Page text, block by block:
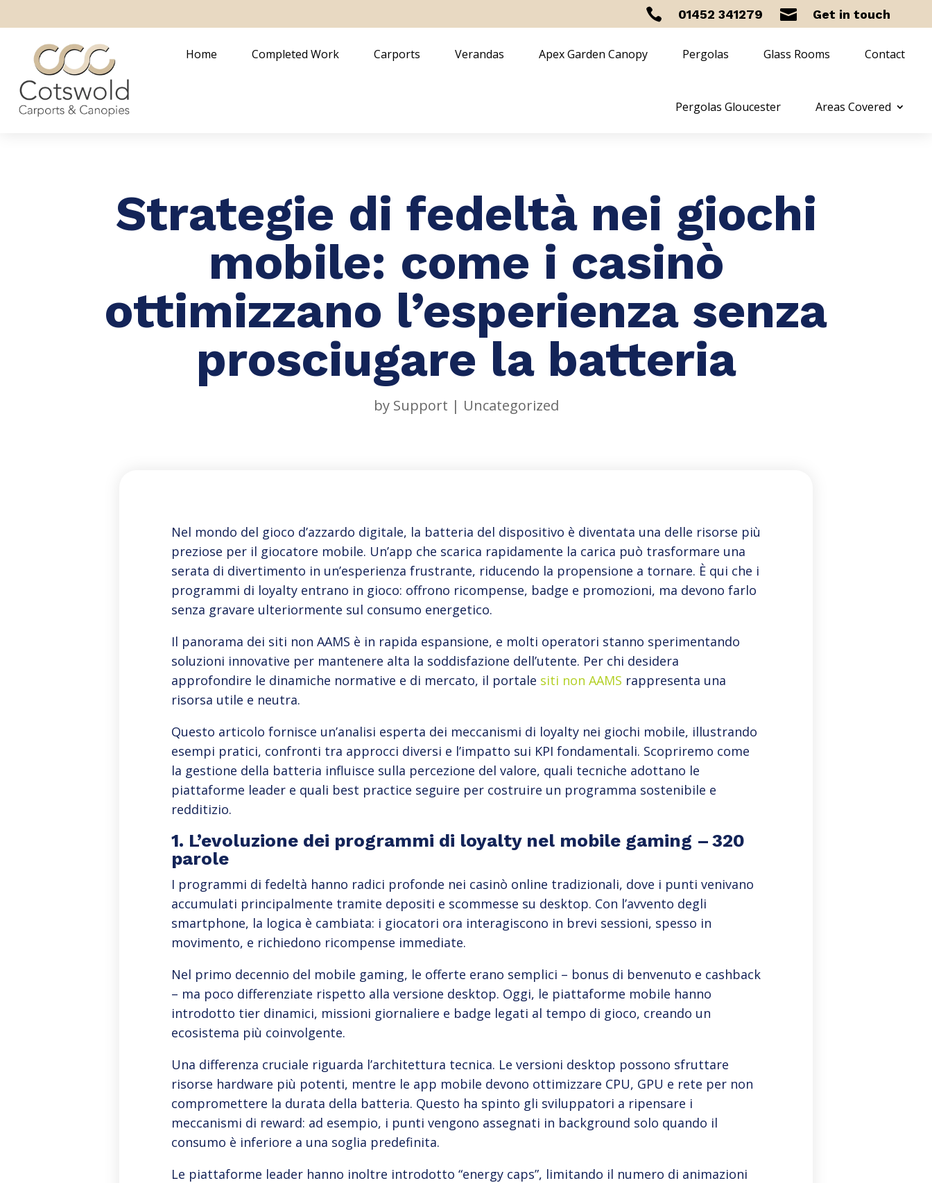
 01452 341279  Get in touch
Home Completed Work Carports Verandas Apex Garden Canopy Pergolas Glass Rooms Contact
Pergolas Gloucester Areas Covered
Strategie di fedeltà nei giochi
mobile: come i casinò
ottimizzano l’esperienza senza
prosciugare la batteria
by Support | Uncategorized
Nel mondo del gioco d’azzardo digitale, la batteria del dispositivo è diventata una delle risorse più
preziose per il giocatore mobile. Un’app che scarica rapidamente la carica può trasformare una
serata di divertimento in un’esperienza frustrante, riducendo la propensione a tornare. È qui che i
programmi di loyalty entrano in gioco: offrono ricompense, badge e promozioni, ma devono farlo
senza gravare ulteriormente sul consumo energetico.
Il panorama dei siti non AAMS è in rapida espansione, e molti operatori stanno sperimentando
soluzioni innovative per mantenere alta la soddisfazione dell’utente. Per chi desidera
approfondire le dinamiche normative e di mercato, il portale siti non AAMS rappresenta una
risorsa utile e neutra.
Questo articolo fornisce un’analisi esperta dei meccanismi di loyalty nei giochi mobile, illustrando
esempi pratici, confronti tra approcci diversi e l’impatto sui KPI fondamentali. Scopriremo come
la gestione della batteria influisce sulla percezione del valore, quali tecniche adottano le
piattaforme leader e quali best practice seguire per costruire un programma sostenibile e
redditizio.
1. L’evoluzione dei programmi di loyalty nel mobile gaming – 320
parole
I programmi di fedeltà hanno radici profonde nei casinò online tradizionali, dove i punti venivano
accumulati principalmente tramite depositi e scommesse su desktop. Con l’avvento degli
smartphone, la logica è cambiata: i giocatori ora interagiscono in brevi sessioni, spesso in
movimento, e richiedono ricompense immediate.
Nel primo decennio del mobile gaming, le offerte erano semplici – bonus di benvenuto e cashback
– ma poco differenziate rispetto alla versione desktop. Oggi, le piattaforme mobile hanno
introdotto tier dinamici, missioni giornaliere e badge legati al tempo di gioco, creando un
ecosistema più coinvolgente.
Una differenza cruciale riguarda l’architettura tecnica. Le versioni desktop possono sfruttare
risorse hardware più potenti, mentre le app mobile devono ottimizzare CPU, GPU e rete per non
compromettere la durata della batteria. Questo ha spinto gli sviluppatori a ripensare i
meccanismi di reward: ad esempio, i punti vengono assegnati in background solo quando il
consumo è inferiore a una soglia predefinita.
Le piattaforme leader hanno inoltre introdotto “energy caps”, limitando il numero di animazioni